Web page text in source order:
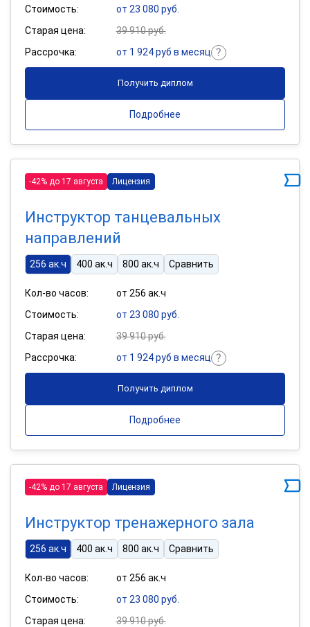
Стоимость:
от 23 080 руб.
Старая цена:
39 910 руб.
Рассрочка:
от 1 924 руб в месяц
Получить диплом
Подробнее
-42% до 17 августа Лицензия
Инструктор танцевальных
направлений
256 ак.ч 400 ак.ч 800 ак.ч Сравнить
Кол-во часов:
от 256 ак.ч
Стоимость:
от 23 080 руб.
Старая цена:
39 910 руб.
Рассрочка:
от 1 924 руб в месяц
Получить диплом
Подробнее
-42% до 17 августа Лицензия
Инструктор тренажерного зала
256 ак.ч 400 ак.ч 800 ак.ч Сравнить
Кол-во часов:
от 256 ак.ч
Стоимость:
от 23 080 руб.
Старая цена:
39 910 руб.